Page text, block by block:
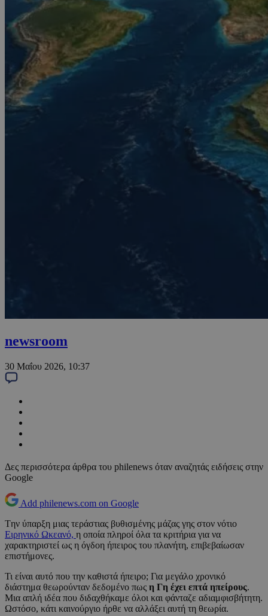
newsroom
30 Μαΐου 2026, 10:37
Δες περισσότερα άρθρα του philenews όταν αναζητάς ειδήσεις στην
Google
Add philenews.com on Google
Tην ύπαρξη μιας τεράστιας βυθισμένης μάζας γης στον νότιο
Ειρηνικό Ωκεανό, η οποία πληροί όλα τα κριτήρια για να
χαρακτηριστεί ως η όγδοη ήπειρος του πλανήτη, επιβεβαίωσαν
επιστήμονες.
Τι είναι αυτό που την καθιστά ήπειρο; Για μεγάλο χρονικό
διάστημα θεωρούνταν δεδομένο πως η Γη έχει επτά ηπείρους.
Μια απλή ιδέα που διδαχθήκαμε όλοι και φάνταζε αδιαμφισβήτητη.
Ωστόσο, κάτι καινούργιο ήρθε να αλλάξει αυτή τη θεωρία.